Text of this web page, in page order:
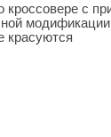
с
красуются